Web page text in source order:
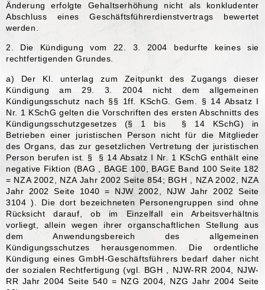
Änderung erfolgte Gehaltserhöhung nicht als konkludenter
Abschluss eines Geschäftsführerdienstvertrags bewertet
werden.
2. Die Kündigung vom 22. 3. 2004 bedurfte keines sie
rechtfertigenden Grundes.
a) Der Kl. unterlag zum Zeitpunkt des Zugangs dieser
Kündigung am 29. 3. 2004 nicht dem allgemeinen
Kündigungsschutz nach §§ 1ff. KSchG. Gem. § 14 Absatz I
Nr. 1 KSchG gelten die Vorschriften des ersten Abschnitts des
Kündigungsschutzgesetzes (§ 1 bis § 14 KSchG) in
Betrieben einer juristischen Person nicht für die Mitglieder
des Organs, das zur gesetzlichen Vertretung der juristischen
Person berufen ist. § § 14 Absatz I Nr. 1 KSchG enthält eine
negative Fiktion (BAG , BAGE 100, BAGE Band 100 Seite 182
= NZA 2002, NZA Jahr 2002 Seite 854; BGH , NZA 2002, NZA
Jahr 2002 Seite 1040 = NJW 2002, NJW Jahr 2002 Seite
3104 ). Die dort bezeichneten Personengruppen sind ohne
Rücksicht darauf, ob im Einzelfall ein Arbeitsverhältnis
vorliegt, allein wegen ihrer organschaftlichen Stellung aus
dem Anwendungsbereich des allgemeinen
Kündigungsschutzes herausgenommen. Die ordentliche
Kündigung eines GmbH-Geschäftsführers bedarf daher nicht
der sozialen Rechtfertigung (vgl. BGH , NJW-RR 2004, NJW-
RR Jahr 2004 Seite 540 = NZG 2004, NZG Jahr 2004 Seite